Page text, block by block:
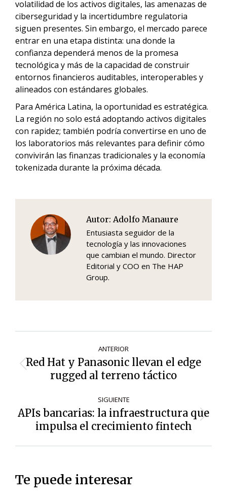
volatilidad de los activos digitales, las amenazas de
ciberseguridad y la incertidumbre regulatoria
siguen presentes. Sin embargo, el mercado parece
entrar en una etapa distinta: una donde la
confianza dependerá menos de la promesa
tecnológica y más de la capacidad de construir
entornos financieros auditables, interoperables y
alineados con estándares globales.
Para América Latina, la oportunidad es estratégica.
La región no solo está adoptando activos digitales
con rapidez; también podría convertirse en uno de
los laboratorios más relevantes para definir cómo
convivirán las finanzas tradicionales y la economía
tokenizada durante la próxima década.
Autor: Adolfo Manaure
Entusiasta seguidor de la
tecnología y las innovaciones
que cambian el mundo. Director
Editorial y COO en The HAP
Group.
de
entradas
ANTERIOR
Entrada
anterior:
Red Hat y Panasonic llevan el edge
rugged al terreno táctico
SIGUIENTE
Siguiente
entrada:
APIs bancarias: la infraestructura que
impulsa el crecimiento fintech
Te puede interesar